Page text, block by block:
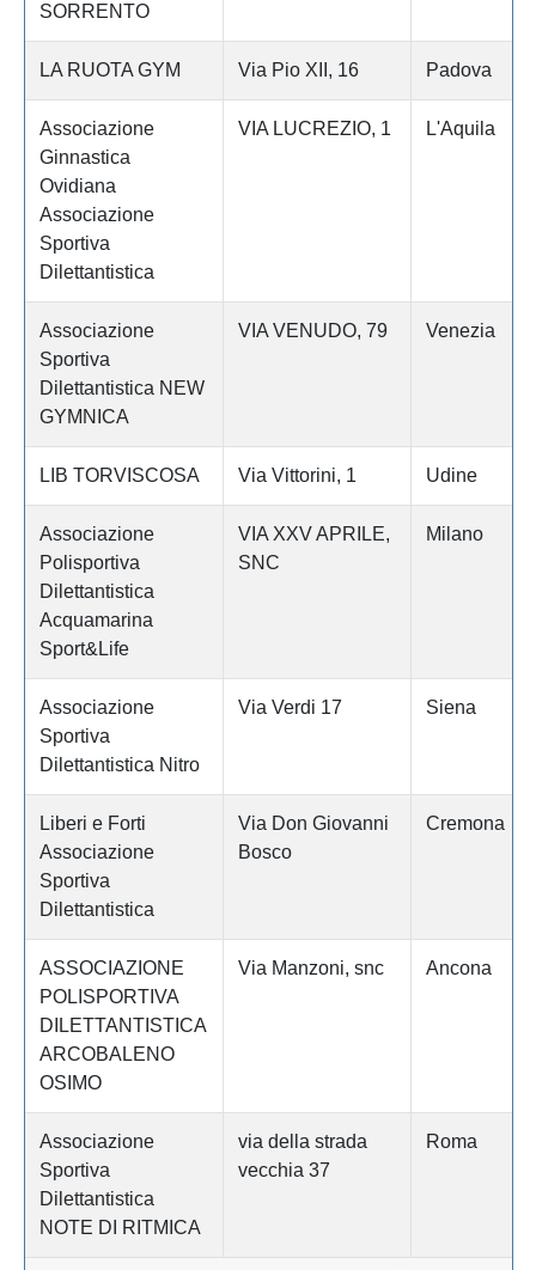
SORRENTO
LA RUOTA GYM Via Pio XII, 16 Padova
Associazione
Ginnastica
Ovidiana
Associazione
Sportiva
Dilettantistica
VIA LUCREZIO, 1 L'Aquila
Associazione
Sportiva
Dilettantistica NEW
GYMNICA
VIA VENUDO, 79 Venezia
LIB TORVISCOSA Via Vittorini, 1 Udine
Associazione
Polisportiva
Dilettantistica
Acquamarina
Sport&Life
VIA XXV APRILE,
SNC
Milano
Associazione
Sportiva
Dilettantistica Nitro
Via Verdi 17 Siena
Liberi e Forti
Associazione
Sportiva
Dilettantistica
Via Don Giovanni
Bosco
Cremona
ASSOCIAZIONE
POLISPORTIVA
DILETTANTISTICA
ARCOBALENO
OSIMO
Via Manzoni, snc Ancona
Associazione
Sportiva
Dilettantistica
NOTE DI RITMICA
via della strada
vecchia 37
Roma